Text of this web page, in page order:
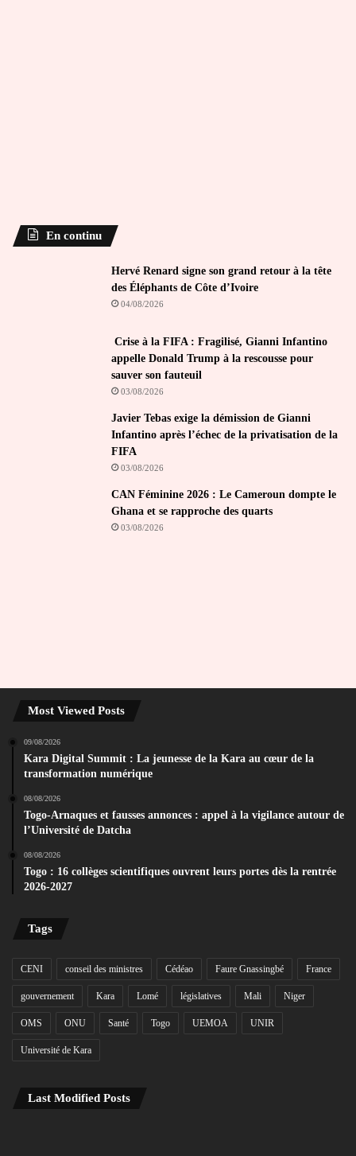
En continu
Hervé Renard signe son grand retour à la tête
des Éléphants de Côte d’Ivoire
04/08/2026
Crise à la FIFA : Fragilisé, Gianni Infantino
appelle Donald Trump à la rescousse pour
sauver son fauteuil
03/08/2026
Javier Tebas exige la démission de Gianni
Infantino après l’échec de la privatisation de la
FIFA
03/08/2026
CAN Féminine 2026 : Le Cameroun dompte le
Ghana et se rapproche des quarts
03/08/2026
Most Viewed Posts
09/08/2026
Kara Digital Summit : La jeunesse de la Kara au cœur de la
transformation numérique
08/08/2026
Togo-Arnaques et fausses annonces : appel à la vigilance autour de
l’Université de Datcha
08/08/2026
Togo : 16 collèges scientifiques ouvrent leurs portes dès la rentrée
2026-2027
Tags
CENI conseil des ministres Cédéao Faure Gnassingbé France
gouvernement Kara Lomé législatives Mali Niger
OMS ONU Santé Togo UEMOA UNIR
Université de Kara
Last Modified Posts